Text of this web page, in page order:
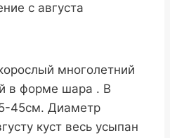
с августа
многолетний
в форме шара . В
45см. Диаметр
куст весь усыпан